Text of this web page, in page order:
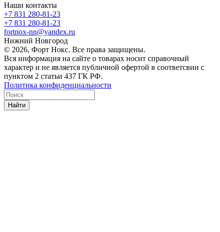
Наши контакты
+7 831 280-81-23
+7 831 280-81-23
fortnox-nn@yandex.ru
Нижний Новгород
© 2026, Форт Нокс. Все права защищены.
Вся информация на сайте о товарах носит справочный
характер и не является публичной офертой в соответсвии с
пунктом 2 статьи 437 ГК РФ.
Политика конфиденциальности
Найти